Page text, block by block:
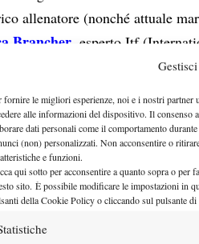
fornire le migliori esperienze, noi e i nostri partner
alle informazioni del dispositivo. Il consenso
dati personali come il comportamento
(non) personalizzati. Non acconsentire o
e funzioni.
qui sotto per acconsentire a quanto sopra o per
sito. È possibile modificare le impostazioni in
della Cookie Policy o cliccando sul pulsante
allenatore (nonché attuale
Brancher , esperto Itf
come si svolgeranno nel
quante nazioni prenderanno
composti i tabelloni, le
sui favoriti e sugli
conRiccardo Bisti
come di consueto,
rivisitazione de La Divina